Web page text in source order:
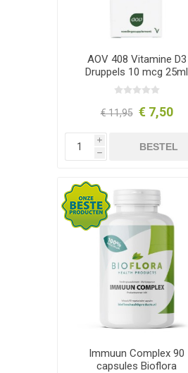
AOV 408 Vitamine D3
Druppels 10 mcg 25ml
€ 11,95 € 7,50
i
h
BESTEL
Immuun Complex 90
capsules Bioflora